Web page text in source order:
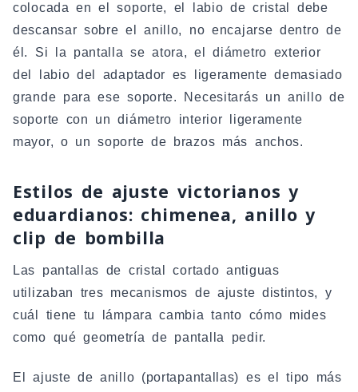
colocada en el soporte, el labio de cristal debe
descansar sobre el anillo, no encajarse dentro de
él. Si la pantalla se atora, el diámetro exterior
del labio del adaptador es ligeramente demasiado
grande para ese soporte. Necesitarás un anillo de
soporte con un diámetro interior ligeramente
mayor, o un soporte de brazos más anchos.
Estilos de ajuste victorianos y
eduardianos: chimenea, anillo y
clip de bombilla
Las pantallas de cristal cortado antiguas
utilizaban tres mecanismos de ajuste distintos, y
cuál tiene tu lámpara cambia tanto cómo mides
como qué geometría de pantalla pedir.
El ajuste de anillo (portapantallas) es el tipo más